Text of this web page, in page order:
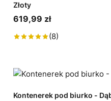
Złoty
619,99 zł
(8)
Kontenerek pod biurko -